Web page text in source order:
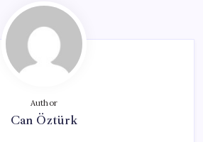
Author
Can Öztürk